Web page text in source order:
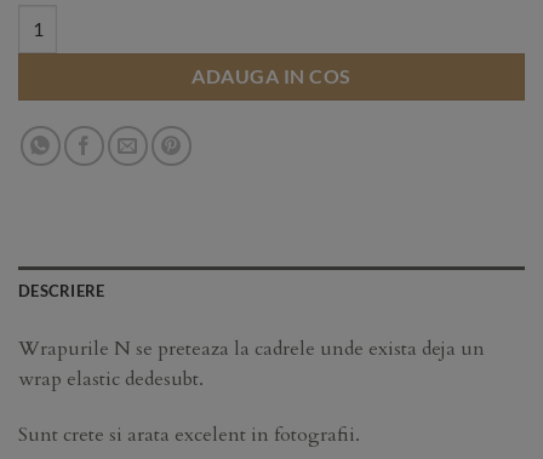
ADAUGA IN COS
DESCRIERE
Wrapurile N se preteaza la cadrele unde exista deja un
wrap elastic dedesubt.
Sunt crete si arata excelent in fotografii.